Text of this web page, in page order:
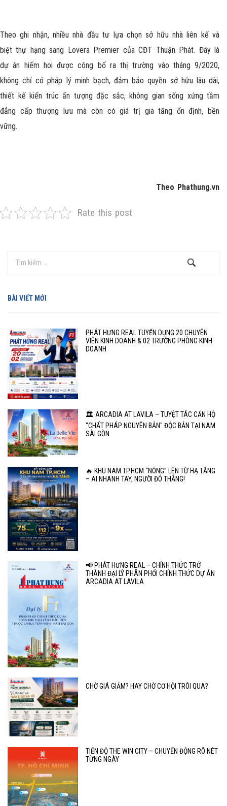
Theo ghi nhận, nhiều nhà đầu tư lựa chọn sở hữu nhà liên kế và
biệt thự hạng sang Lovera Premier của CĐT Thuận Phát. Đây là
dự án hiếm hoi được công bố ra thị trường vào tháng 9/2020,
không chỉ có pháp lý minh bạch, đảm bảo quyền sở hữu lâu dài,
thiết kế kiến trúc ấn tượng đặc sắc, không gian sống xứng tầm
đẳng cấp thượng lưu mà còn có giá trị gia tăng ổn định, bền
vững.
Theo Phathung.vn
Rate this post
BÀI VIẾT MỚI
PHÁT HƯNG REAL TUYỂN DỤNG 20 CHUYÊN
VIÊN KINH DOANH & 02 TRƯỞNG PHÒNG KINH
DOANH
🏛️ ARCADIA AT LAVILA – TUYỆT TÁC CĂN HỘ
"CHẤT PHÁP NGUYÊN BẢN" ĐỘC BẢN TẠI NAM
SÀI GÒN
🔥 KHU NAM TP.HCM “NÓNG” LÊN TỪ HẠ TẦNG
– AI NHANH TAY, NGƯỜI ĐÓ THẮNG!
📢 PHÁT HƯNG REAL – CHÍNH THỨC TRỞ
THÀNH ĐẠI LÝ PHÂN PHỐI CHÍNH THỨC DỰ ÁN
ARCADIA AT LAVILA
CHỜ GIÁ GIẢM? HAY CHỜ CƠ HỘI TRÔI QUA?
TIẾN ĐỘ THE WIN CITY – CHUYỂN ĐỘNG RÕ NÉT
TỪNG NGÀY